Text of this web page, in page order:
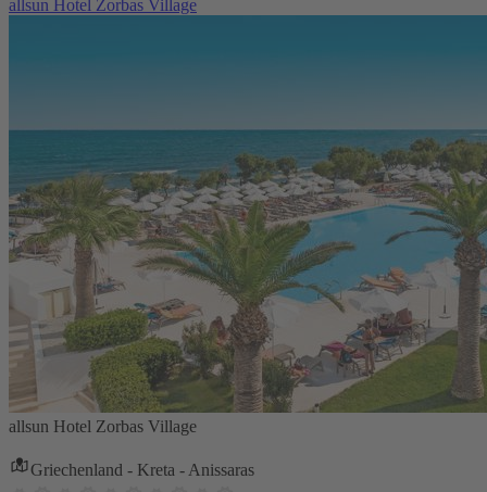
allsun Hotel Zorbas Village
allsun Hotel Zorbas Village
Griechenland - Kreta - Anissaras